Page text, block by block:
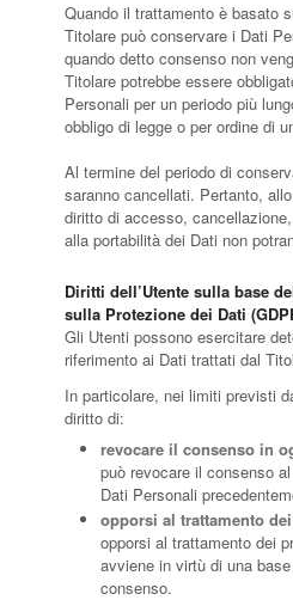
Quando il trattamento è basato
Titolare può conservare i Dati
quando detto consenso non
Titolare potrebbe essere
Personali per un periodo più
obbligo di legge o per ordine di
Al termine del periodo di
saranno cancellati. Pertanto,
diritto di accesso,
alla portabilità dei Dati non
Diritti dell’Utente sulla base
sulla Protezione dei Dati
Gli Utenti possono esercitare
riferimento ai Dati trattati dal
In particolare, nei limiti previsti
diritto di:
revocare il consenso in
può revocare il consenso
Dati Personali
opporsi al trattamento
opporsi al trattamento dei
avviene in virtù di una
consenso.